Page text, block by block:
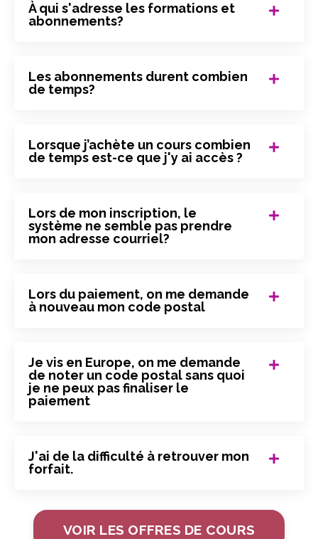
À qui s'adresse les formations et
abonnements?
Les abonnements durent combien
de temps?
Lorsque j’achète un cours combien
de temps est-ce que j'y ai accès ?
Lors de mon inscription, le
système ne semble pas prendre
mon adresse courriel?
Lors du paiement, on me demande
à nouveau mon code postal
Je vis en Europe, on me demande
de noter un code postal sans quoi
je ne peux pas finaliser le
paiement
J'ai de la difficulté à retrouver mon
forfait.
VOIR LES OFFRES DE COURS